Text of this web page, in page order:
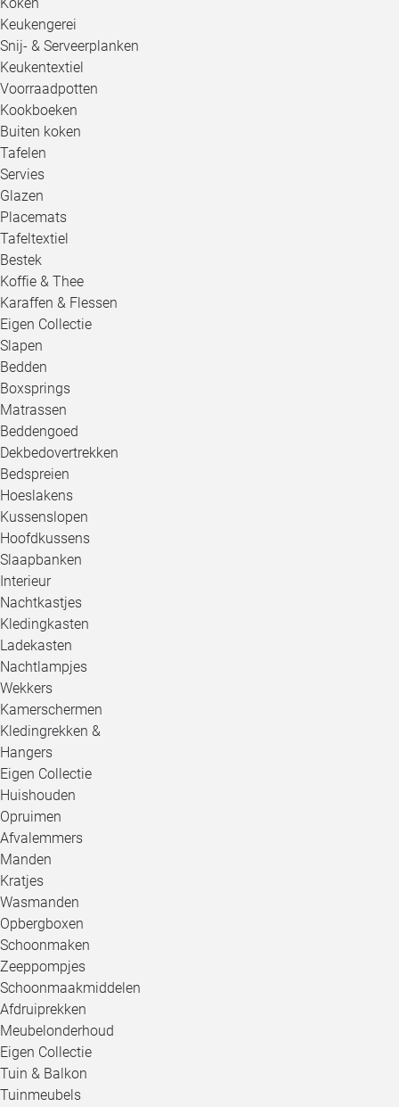
Keukengerei
Snij- & Serveerplanken
Keukentextiel
Voorraadpotten
Kookboeken
Buiten koken
Tafelen
Servies
Glazen
Placemats
Tafeltextiel
Bestek
Koffie & Thee
Karaffen & Flessen
Eigen Collectie
Slapen
Bedden
Boxsprings
Matrassen
Beddengoed
Dekbedovertrekken
Bedspreien
Hoeslakens
Kussenslopen
Hoofdkussens
Slaapbanken
Interieur
Nachtkastjes
Kledingkasten
Ladekasten
Nachtlampjes
Wekkers
Kamerschermen
Kledingrekken &
Hangers
Eigen Collectie
Huishouden
Opruimen
Afvalemmers
Manden
Kratjes
Wasmanden
Opbergboxen
Schoonmaken
Zeeppompjes
Schoonmaakmiddelen
Afdruiprekken
Meubelonderhoud
Eigen Collectie
Tuin & Balkon
Tuinmeubels